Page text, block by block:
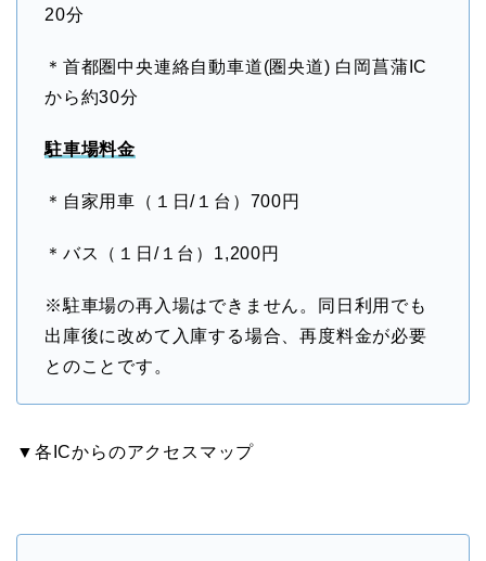
20分
＊首都圏中央連絡自動車道(圏央道) 白岡菖蒲IC
から約30分
駐車場料金
＊自家用車（１日/１台）700円
＊バス（１日/１台）1,200円
※駐車場の再入場はできません。同日利用でも
出庫後に改めて入庫する場合、再度料金が必要
とのことです。
▼各ICからのアクセスマップ